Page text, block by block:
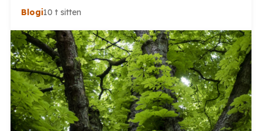
tuhansia, kun en aivan tarkkaa tilannetta tiedä.
Viimeisin tieto, jonka näin oli perjantai-illalta
somepäivityksessä n. 60 000, eli aivan järjetön määrä.
Tämä voi olla yläkanttiin, mutta kuitenkin todella
suuri määrä. (Tosin tilanne on jo ilmeisimmin ohi,
mutta koskaan […]
Blogi10 t sitten